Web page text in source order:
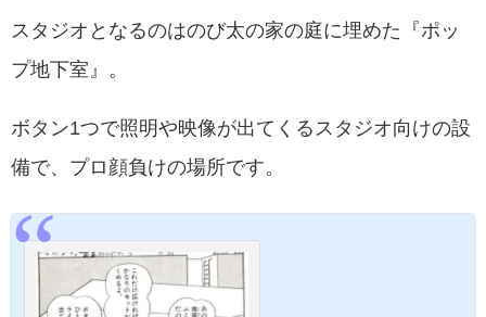
スタジオとなるのはのび太の家の庭に埋めた『ポッ
プ地下室』。
ボタン1つで照明や映像が出てくるスタジオ向けの設
備で、プロ顔負けの場所です。